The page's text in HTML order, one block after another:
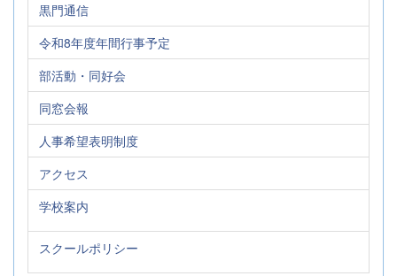
黒門通信
令和8年度年間行事予定
部活動・同好会
同窓会報
人事希望表明制度
アクセス
学校案内
スクールポリシー